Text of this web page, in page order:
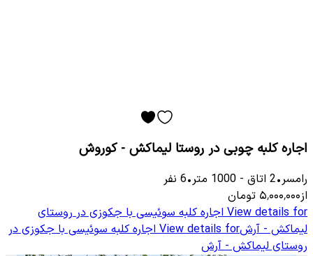
اجاره کلبه چوبی در روستا لیماکش - کوروش
رامسر•
2 اتاق -
1000 متر•
6 نفر
از۵٬۰۰۰٬۰۰۰ تومان
View details for اجاره کلبه سوئیسی با جکوزی در روستای
لیماکش - آرشView details for اجاره کلبه سوئیسی با جکوزی در
روستای لیماکش - آرش